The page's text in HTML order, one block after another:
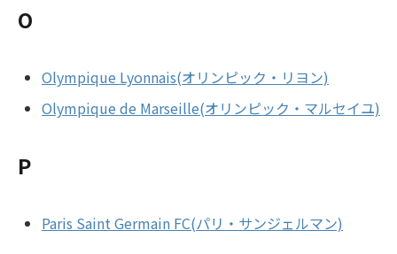
O
Olympique Lyonnais(オリンピック・リヨン)
Olympique de Marseille(オリンピック・マルセイユ)
P
Paris Saint Germain FC(パリ・サンジェルマン)